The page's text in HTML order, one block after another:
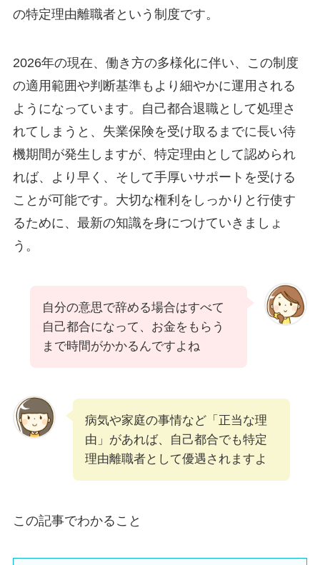
の特定理由離職者という制度です。
2026年の現在、働き方の多様化に伴い、この制度
の適用範囲や判断基準もより細やかに運用される
ようになっています。自己都合退職として処理さ
れてしまうと、失業保険を受け取るまでに長い待
機期間が発生しますが、特定理由として認められ
れば、より早く、そして手厚いサポートを受ける
ことが可能です。大切な権利をしっかりと行使す
るために、最新の知識を身につけていきましょ
う。
自分の意思で辞める場合はすべて
自己都合になって、お金をもらう
まで時間がかかるんですよね
病気や家庭の事情など「正当な理
由」があれば、自己都合でも特定
理由離職者として優遇されますよ
この記事でわかること